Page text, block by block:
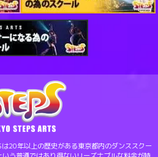
20年以上の歴史がある東京都内のダンススクー